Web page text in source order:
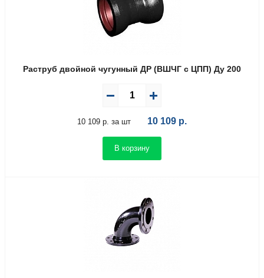
Раструб двойной чугунный ДР (ВШЧГ с ЦПП) Ду 200
10 109 р. за шт 10 109 р.
В корзину